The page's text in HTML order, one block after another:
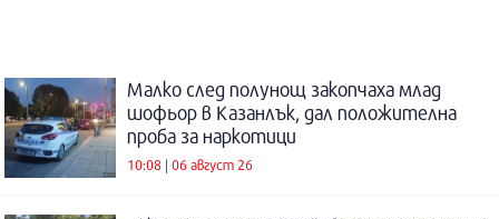
Малко след полунощ закопчаха млад
шофьор в Казанлък, дал положителна
проба за наркотици
10:08 | 06 август 26